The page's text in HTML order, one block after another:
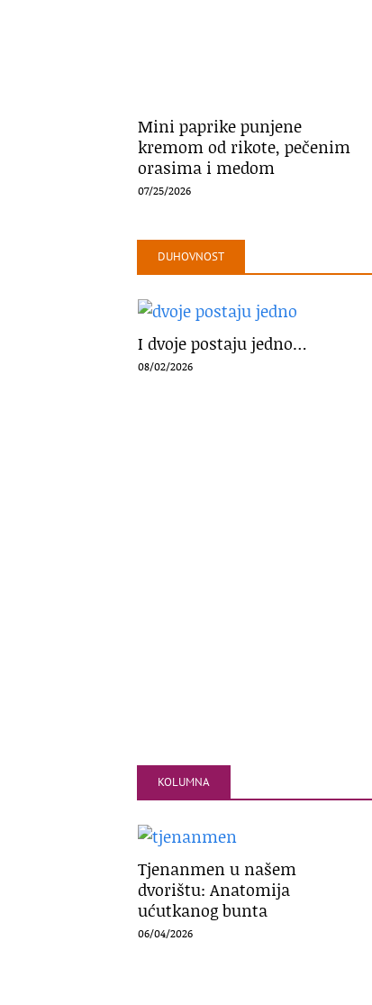
Mini paprike punjene
kremom od rikote, pečenim
orasima i medom
07/25/2026
DUHOVNOST
I dvoje postaju jedno…
08/02/2026
KOLUMNA
Tjenanmen u našem
dvorištu: Anatomija
ućutkanog bunta
06/04/2026